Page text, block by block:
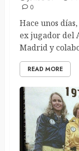
0
Hace unos
ex jugador del
Madrid y
READ MORE